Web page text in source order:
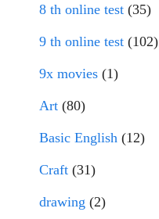
8 th online test (35)
9 th online test (102)
9x movies (1)
Art (80)
Basic English (12)
Craft (31)
drawing (2)